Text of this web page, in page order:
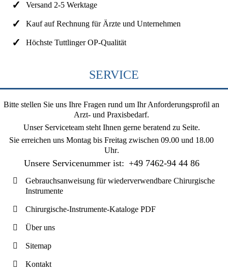
Versand 2-5 Werktage
Kauf auf Rechnung für Ärzte und Unternehmen
Höchste Tuttlinger OP-Qualität
SERVICE
Bitte stellen Sie uns Ihre Fragen rund um Ihr Anforderungsprofil an
Arzt- und Praxisbedarf.
Unser Serviceteam steht Ihnen gerne beratend zu Seite.
Sie erreichen uns Montag bis Freitag zwischen 09.00 und 18.00
Uhr.
Unsere Servicenummer ist: +49 7462-94 44 86
Gebrauchsanweisung für wiederverwendbare Chirurgische
Instrumente
Chirurgische-Instrumente-Kataloge PDF
Über uns
Sitemap
Kontakt